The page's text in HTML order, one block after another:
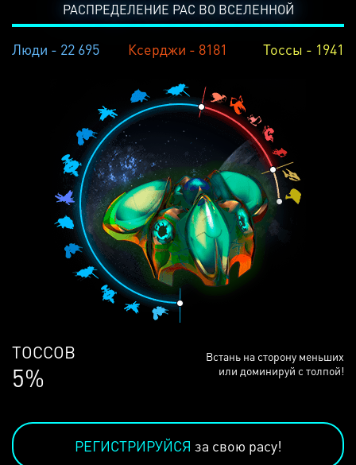
РАСПРЕДЕЛЕНИЕ РАС ВО ВСЕЛЕННОЙ
Люди - 22 695 Ксерджи - 8181 Тоссы - 1941
ЛЮДЕЙ
69%
Встань на сторону меньших
или доминируй с толпой!
РЕГИСТРИРУЙСЯ за свою расу!